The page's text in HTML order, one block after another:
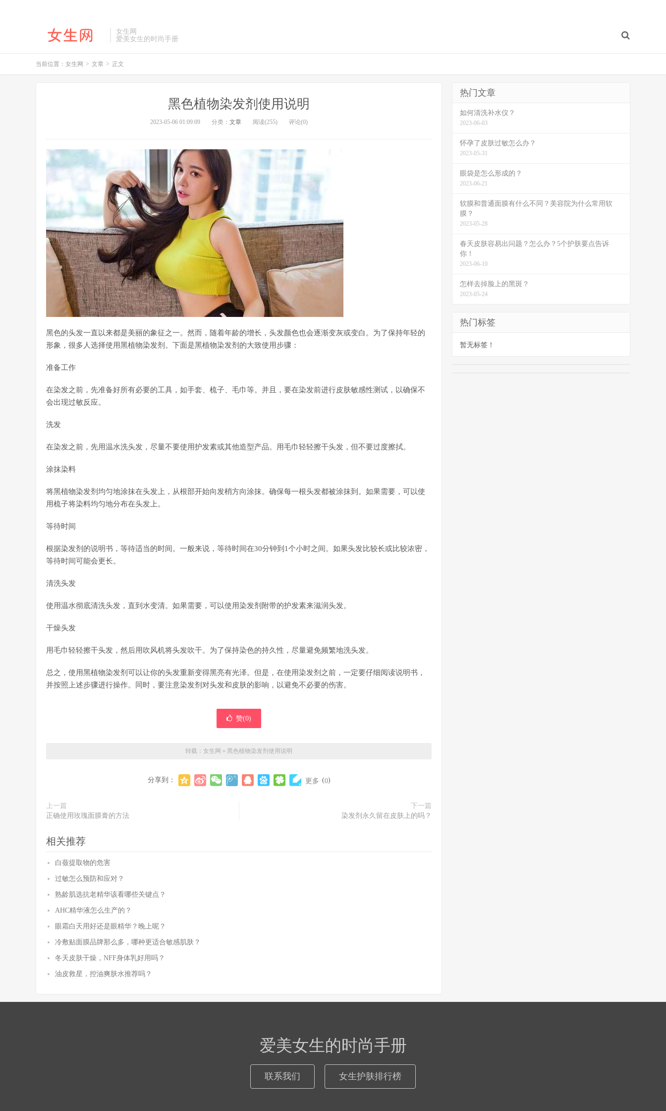
女生网
爱美女生的时尚手册
当前位置： 女生网 > 文章 > 正文
黑色植物染发剂使用说明
2023-05-06 01:09:09 分类： 文章 阅读(255) 评论(0)
黑色的头发一直以来都是美丽的象征之一。然而，随着年龄的增长，头发颜色也会逐渐变灰或变白。为了保持年轻的
形象，很多人选择使用黑植物染发剂。下面是黑植物染发剂的大致使用步骤：
准备工作
在染发之前，先准备好所有必要的工具，如手套、梳子、毛巾等。并且，要在染发前进行皮肤敏感性测试，以确保不
会出现过敏反应。
洗发
在染发之前，先用温水洗头发，尽量不要使用护发素或其他造型产品。用毛巾轻轻擦干头发，但不要过度擦拭。
涂抹染料
将黑植物染发剂均匀地涂抹在头发上，从根部开始向发梢方向涂抹。确保每一根头发都被涂抹到。如果需要，可以使
用梳子将染料均匀地分布在头发上。
等待时间
根据染发剂的说明书，等待适当的时间。一般来说，等待时间在30分钟到1个小时之间。如果头发比较长或比较浓密，
等待时间可能会更长。
清洗头发
使用温水彻底清洗头发，直到水变清。如果需要，可以使用染发剂附带的护发素来滋润头发。
干燥头发
用毛巾轻轻擦干头发，然后用吹风机将头发吹干。为了保持染色的持久性，尽量避免频繁地洗头发。
总之，使用黑植物染发剂可以让你的头发重新变得黑亮有光泽。但是，在使用染发剂之前，一定要仔细阅读说明书，
并按照上述步骤进行操作。同时，要注意染发剂对头发和皮肤的影响，以避免不必要的伤害。
赞(0)
转载： 女生网 » 黑色植物染发剂使用说明
分享到： 更多 (0)
上一篇
正确使用玫瑰面膜膏的方法
下一篇
染发剂永久留在皮肤上的吗？
相关推荐
白蔹提取物的危害
过敏怎么预防和应对？
熟龄肌选抗老精华该看哪些关键点？
AHC精华液怎么生产的？
眼霜白天用好还是眼精华？晚上呢？
冷敷贴面膜品牌那么多，哪种更适合敏感肌肤？
冬天皮肤干燥，NFF身体乳好用吗？
油皮救星，控油爽肤水推荐吗？
热门文章
如何清洗补水仪？
2023-06-03
怀孕了皮肤过敏怎么办？
2023-05-31
眼袋是怎么形成的？
2023-06-21
软膜和普通面膜有什么不同？美容院为什么常用软
膜？
2023-05-28
春天皮肤容易出问题？怎么办？5个护肤要点告诉
你！
2023-06-10
怎样去掉脸上的黑斑？
2023-05-24
热门标签
暂无标签！
爱美女生的时尚手册
联系我们 女生护肤排行榜